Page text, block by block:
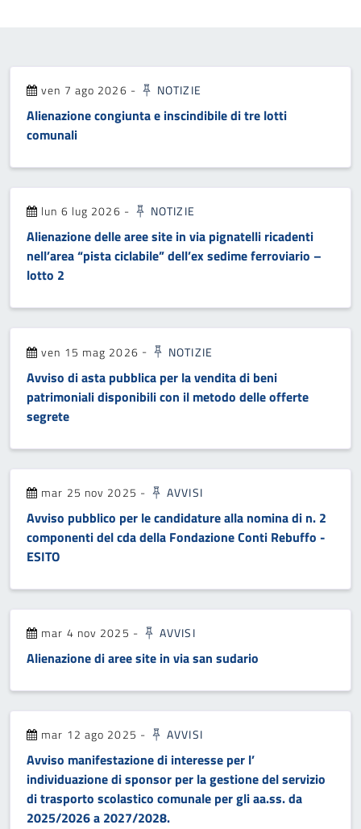
ven 7 ago 2026 - NOTIZIE
Alienazione congiunta e inscindibile di tre lotti
comunali
lun 6 lug 2026 - NOTIZIE
Alienazione delle aree site in via pignatelli ricadenti
nell’area “pista ciclabile” dell’ex sedime ferroviario –
lotto 2
ven 15 mag 2026 - NOTIZIE
Avviso di asta pubblica per la vendita di beni
patrimoniali disponibili con il metodo delle offerte
segrete
mar 25 nov 2025 - AVVISI
Avviso pubblico per le candidature alla nomina di n. 2
componenti del cda della Fondazione Conti Rebuffo -
ESITO
mar 4 nov 2025 - AVVISI
Alienazione di aree site in via san sudario
mar 12 ago 2025 - AVVISI
Avviso manifestazione di interesse per l’
individuazione di sponsor per la gestione del servizio
di trasporto scolastico comunale per gli aa.ss. da
2025/2026 a 2027/2028.